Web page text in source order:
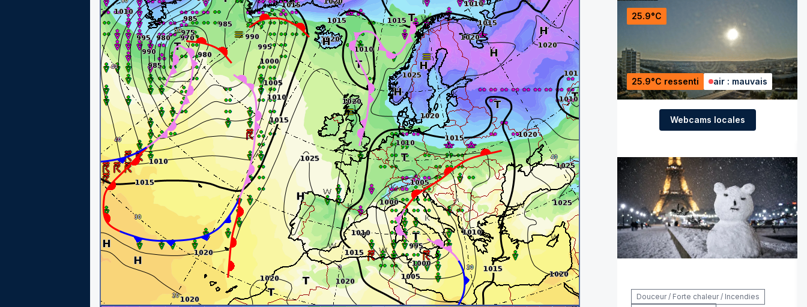
25.9°C
25.9°C ressenti air : mauvais
Webcams locales
Douceur / Forte chaleur / Incendies